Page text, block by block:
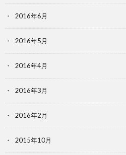
2016年6月
2016年5月
2016年4月
2016年3月
2016年2月
2015年10月